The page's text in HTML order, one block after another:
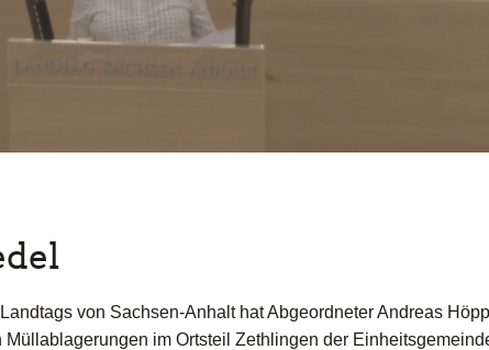
von Sachsen-Anhalt hat Abgeordneter Andreas
im Ortsteil Zethlingen der